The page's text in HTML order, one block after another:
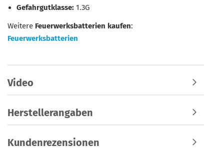
Gefahrgutklasse: 1.3G
Weitere Feuerwerksbatterien kaufen:
Feuerwerksbatterien
Video
Herstellerangaben
Kundenrezensionen